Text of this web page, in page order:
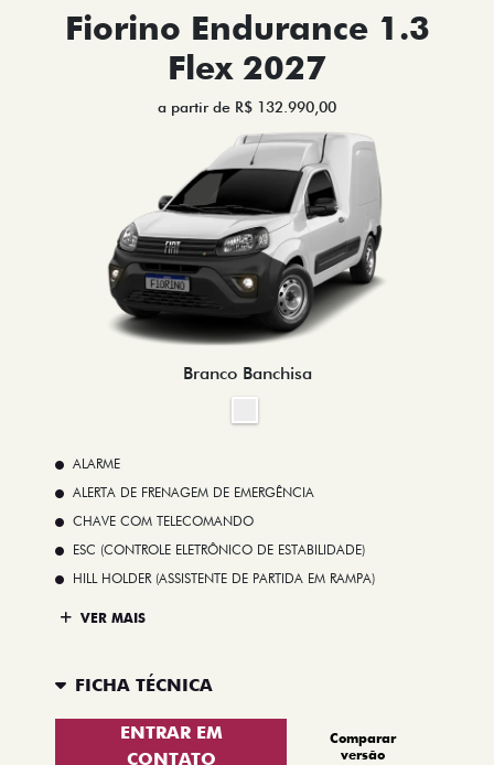
Fiorino Endurance 1.3
Flex 2027
a partir de R$ 132.990,00
Branco Banchisa
ALARME
ALERTA DE FRENAGEM DE EMERGÊNCIA
CHAVE COM TELECOMANDO
ESC (CONTROLE ELETRÔNICO DE ESTABILIDADE)
HILL HOLDER (ASSISTENTE DE PARTIDA EM RAMPA)
VER MAIS
FICHA TÉCNICA
ENTRAR EM
CONTATO
Comparar
versão